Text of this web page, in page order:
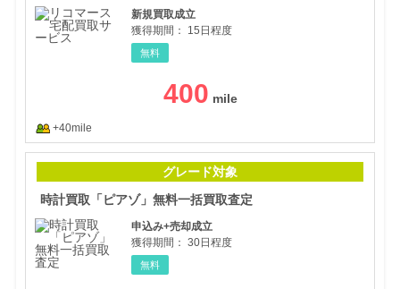
新規買取成立
獲得期間：
15日程度
無料
400
+40mile
グレード対象
時計買取「ピアゾ」無料一括買取査定
申込み+売却成立
獲得期間： 30日程度
無料